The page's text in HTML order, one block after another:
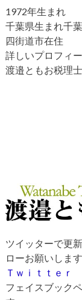
1972年生まれ
千葉県生まれ千
四街道市在住
詳しいプロフィ
渡邉ともお税理
ツイッターで更
ローお願いします
Ｔｗｉｔｔｅｒ
フェイスブック